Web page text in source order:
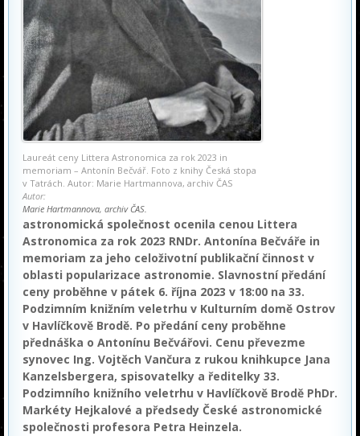
Laureát ceny Littera Astronomica za rok 2023 in
memoriam – Antonín Bečvář. Foto z knihy Česká stopa
v Tatrách. Autor: Marie Hartmannova, archiv ČAS
Autor:
Marie Hartmannova, archiv ČAS.
astronomická společnost ocenila cenou Littera
Astronomica za rok 2023 RNDr. Antonína Bečváře in
memoriam za jeho celoživotní publikační činnost v
oblasti popularizace astronomie. Slavnostní předání
ceny proběhne v pátek 6. října 2023 v 18:00 na 33.
Podzimním knižním veletrhu v Kulturním domě Ostrov
v Havlíčkově Brodě. Po předání ceny proběhne
přednáška o Antonínu Bečvářovi. Cenu převezme
synovec Ing. Vojtěch Vančura z rukou knihkupce Jana
Kanzelsbergera, spisovatelky a ředitelky 33.
Podzimního knižního veletrhu v Havlíčkově Brodě PhDr.
Markéty Hejkalové a předsedy České astronomické
společnosti profesora Petra Heinzela.